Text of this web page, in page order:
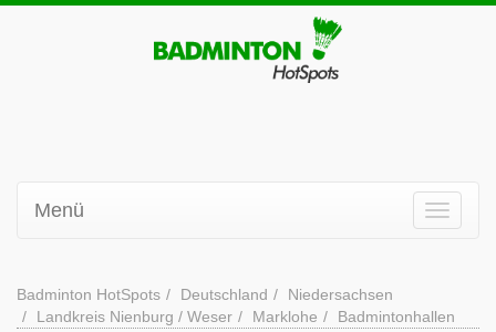
Menü
Badminton HotSpots Deutschland
Niedersachsen
Landkreis Nienburg / Weser
Marklohe Badmintonhallen